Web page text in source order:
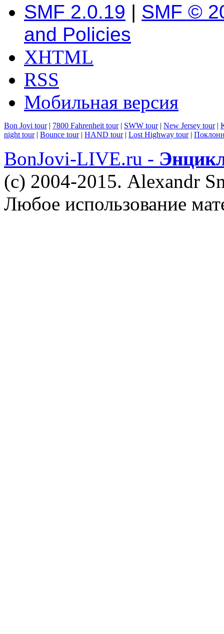
SMF 2.0.19 | SMF ©
and Policies
XHTML
RSS
Мобильная версия
Bon Jovi tour| 7800 Fahrenheit tour| SWW tour| New Jersey tour|
night tour| Bounce tour| HAND tour| Lost Highway tour|
BonJovi-LIVE.ru -
(c) 2004-2015. Alexandr
Любое использование